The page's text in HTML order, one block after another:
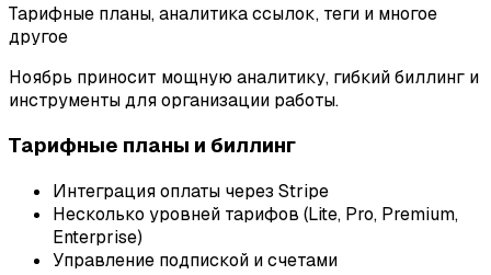
Тарифные планы, аналитика ссылок, теги и многое
другое
Ноябрь приносит мощную аналитику, гибкий биллинг и
инструменты для организации работы.
Тарифные планы и биллинг
Интеграция оплаты через Stripe
Несколько уровней тарифов (Lite, Pro, Premium,
Enterprise)
Управление подпиской и счетами